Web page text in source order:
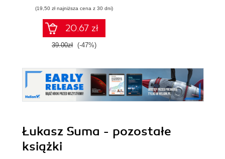
(19,50 zł najniższa cena z 30 dni)
20.67 zł
39.00zł (-47%)
Łukasz Suma - pozostałe
książki